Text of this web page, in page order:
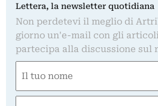
Lettera, la newsletter quotidiana
Non perdetevi il meglio di
giorno un'e-mail con gli
partecipa alla discussione sul
(Obbligatorio)
Nome